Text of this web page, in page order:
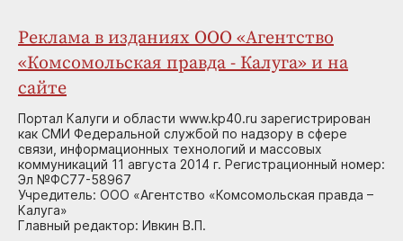
Реклама в изданиях ООО «Агентство
«Комсомольская правда - Калуга» и на
сайте
Портал Калуги и области www.kp40.ru зарегистрирован
как СМИ Федеральной службой по надзору в сфере
связи, информационных технологий и массовых
коммуникаций 11 августа 2014 г. Регистрационный номер:
Эл №ФС77-58967
Учредитель: ООО «Агентство «Комсомольская правда –
Калуга»
Главный редактор: Ивкин В.П.